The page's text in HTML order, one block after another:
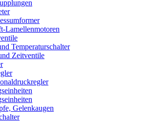
Lamellenmotoren
Temperaturschalter
Zeitventile
Gelenkaugen